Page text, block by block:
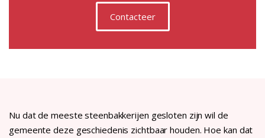
Contacteer
Nu dat de meeste steenbakkerijen gesloten zijn wil de
gemeente deze geschiedenis zichtbaar houden. Hoe kan dat